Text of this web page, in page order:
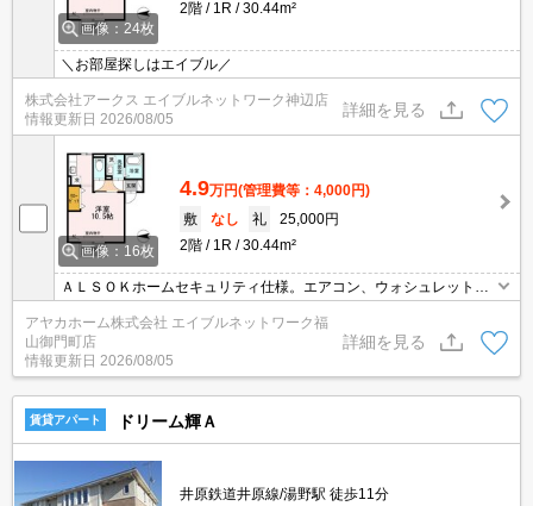
画像：24枚
2階
1R 30.44m²
＼お部屋探しはエイブル／
株式会社アークス エイブルネットワーク神辺店
情報更新日 2026/08/05
詳細を見る
画像：16枚
4.9万円(管理費等：4,000円)
敷
なし 礼
25,000円
2階
1R 30.44m²
ＡＬＳＯＫホームセキュリティ仕様。エアコン、ウォシュレット、
ＴＶドアホン、シャンプードレッサー付。敷地内、専用ごみ置場あ
ります。
アヤカホーム株式会社 エイブルネットワーク福
山御門町店
情報更新日 2026/08/05
詳細を見る
賃貸アパート ドリーム輝Ａ
井原鉄道井原線/湯野駅 徒歩11分